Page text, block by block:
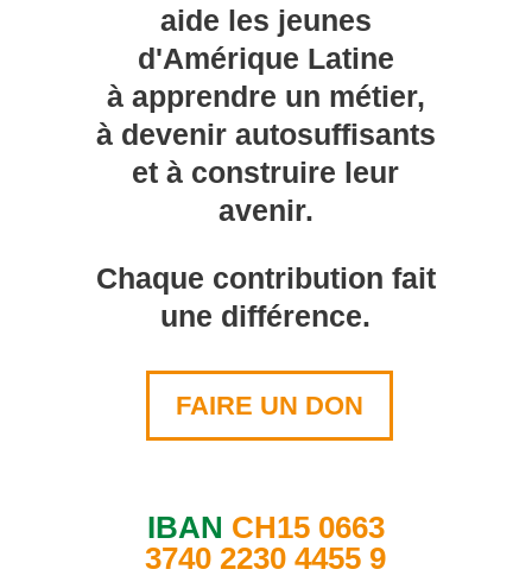
aide les jeunes
d'Amérique Latine
à apprendre un métier,
à devenir autosuffisants
et à construire leur
avenir.
Chaque contribution fait
une différence.
FAIRE UN DON
IBAN CH15 0663
3740 2230 4455 9